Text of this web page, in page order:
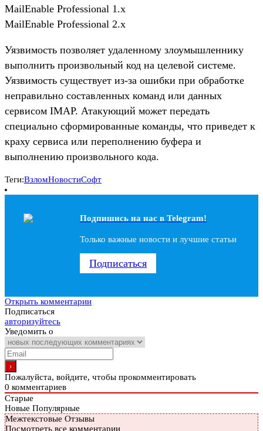
MailEnable Professional 1.x
MailEnable Professional 2.x
Уязвимость позволяет удаленному злоумышленнику
выполнить произвольный код на целевой системе.
Уязвимость существует из-за ошибки при обработке
неправильно составленных команд или данных
сервисом IMAP. Атакующий может передать
специально сформированные команды, что приведет к
краху сервиса или переполнению буфера и
выполнению произвольного кода.
Теги:ВзломНовостиСофт
Подпишись на наc в Telegram!
Только важные новости и лучшие статьи
Подписаться
Открыть комментарии
Подписаться
авторизуйтесь
Уведомить о
Пожалуйста, войдите, чтобы прокомментировать
0 комментариев
Старые
Новые Популярные
Межтекстовые Отзывы
Посмотреть все комментарии